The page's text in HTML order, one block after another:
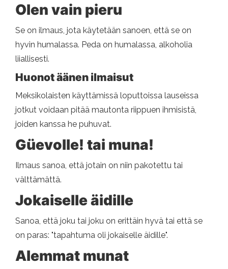
Olen vain pieru
Se on ilmaus, jota käytetään sanoen, että se on
hyvin humalassa. Peda on humalassa, alkoholia
liiallisesti.
Huonot äänen ilmaisut
Meksikolaisten käyttämissä loputtoissa lauseissa
jotkut voidaan pitää mautonta riippuen ihmisistä,
joiden kanssa he puhuvat.
Güevolle! tai muna!
Ilmaus sanoa, että jotain on niin pakotettu tai
välttämättä.
Jokaiselle äidille
Sanoa, että joku tai joku on erittäin hyvä tai että se
on paras: "tapahtuma oli jokaiselle äidille".
Alemmat munat